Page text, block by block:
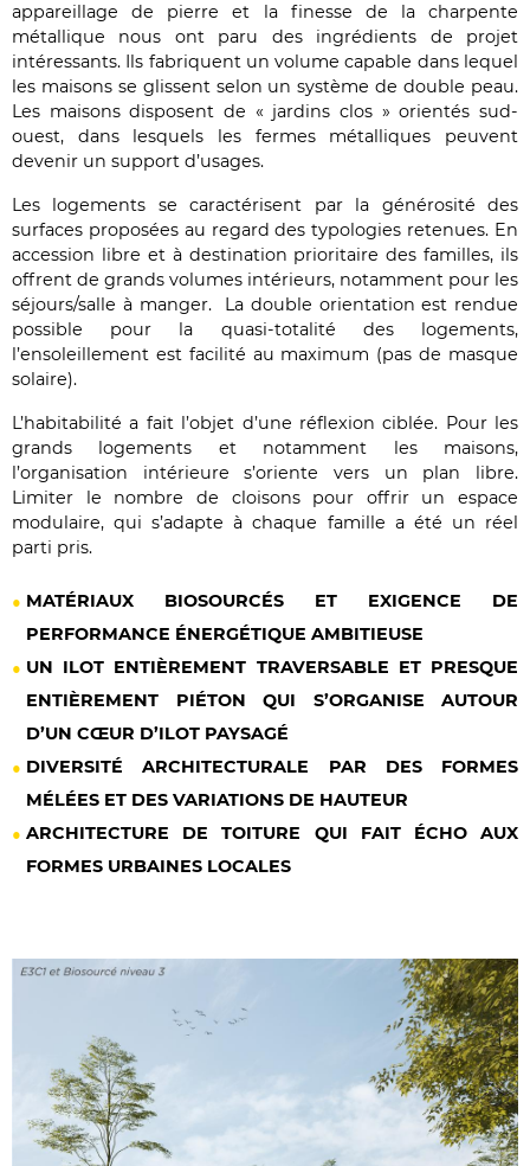
appareillage de pierre et la finesse de la charpente
métallique nous ont paru des ingrédients de projet
intéressants. Ils fabriquent un volume capable dans lequel
les maisons se glissent selon un système de double peau.
Les maisons disposent de « jardins clos » orientés sud-
ouest, dans lesquels les fermes métalliques peuvent
devenir un support d’usages.
Les logements se caractérisent par la générosité des
surfaces proposées au regard des typologies retenues. En
accession libre et à destination prioritaire des familles, ils
offrent de grands volumes intérieurs, notamment pour les
séjours/salle à manger. La double orientation est rendue
possible pour la quasi-totalité des logements,
l’ensoleillement est facilité au maximum (pas de masque
solaire).
L’habitabilité a fait l’objet d’une réflexion ciblée. Pour les
grands logements et notamment les maisons,
l’organisation intérieure s’oriente vers un plan libre.
Limiter le nombre de cloisons pour offrir un espace
modulaire, qui s’adapte à chaque famille a été un réel
parti pris.
MATÉRIAUX BIOSOURCÉS ET EXIGENCE DE
PERFORMANCE ÉNERGÉTIQUE AMBITIEUSE
UN ILOT ENTIÈREMENT TRAVERSABLE ET PRESQUE
ENTIÈREMENT PIÉTON QUI S’ORGANISE AUTOUR
D’UN CŒUR D’ILOT PAYSAGÉ
DIVERSITÉ ARCHITECTURALE PAR DES FORMES
MÉLÉES ET DES VARIATIONS DE HAUTEUR
ARCHITECTURE DE TOITURE QUI FAIT ÉCHO AUX
FORMES URBAINES LOCALES